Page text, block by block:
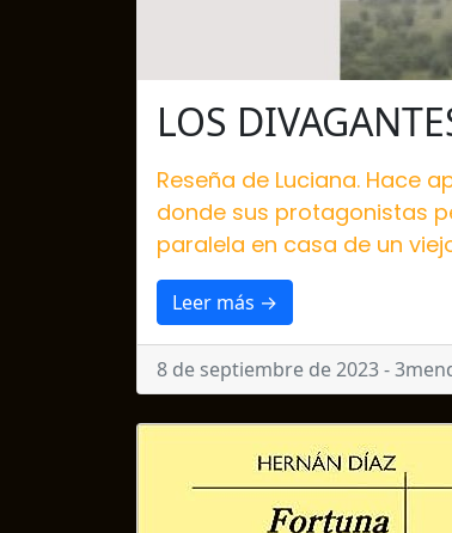
LOS
Reseña de Luciana. Hace
donde sus protagonistas
paralela en casa de un
Leer más →
8 de septiembre de 2023 -